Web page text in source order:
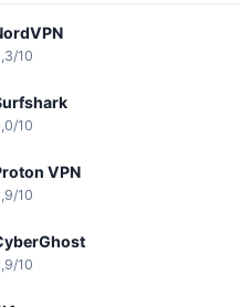
10
10
VPN
10
10